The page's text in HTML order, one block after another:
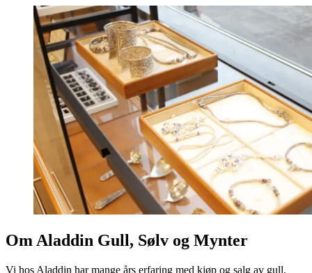
Om Aladdin Gull, Sølv og Mynter
Vi hos Aladdin har mange års erfaring med kjøp og salg av gull,